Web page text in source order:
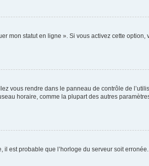
mon statut en ligne ». Si vous activez cette
vous rendre dans le panneau de contrôle de
horaire, comme la plupart des autres
est probable que l’horloge du serveur soit